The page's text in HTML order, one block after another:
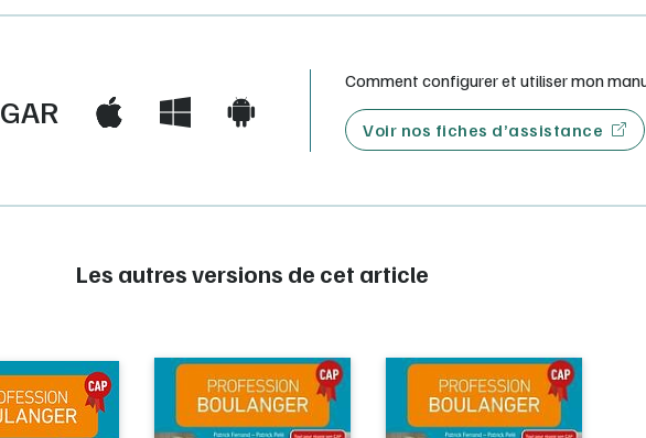
GAR
Comment configurer et utiliser mon
Voir nos fiches d’assistance
Les autres versions de cet article